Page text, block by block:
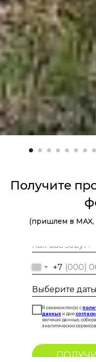
Получите
(пришлем в MAX,
+7
Я ознакомлен(а) с
данных и даю
включая данные,
аналитических сервисов.